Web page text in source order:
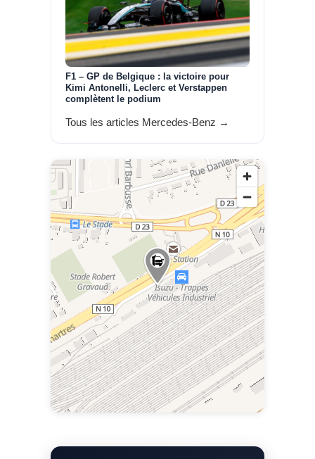
F1 – GP de Belgique : la victoire pour
Kimi Antonelli, Leclerc et Verstappen
complètent le podium
Tous les articles Mercedes-Benz →